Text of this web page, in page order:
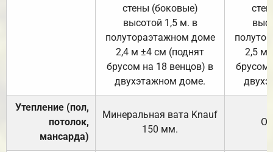
стены (боковые)
высотой 1,5 м. в
полутораэтажном доме
2,4 м ±4 см (поднят
брусом на 18 венцов) в
двухэтажном доме.
2,5 м
брусом
Утепление (пол,
потолок,
мансарда)
Минеральная вата Knauf
150 мм.